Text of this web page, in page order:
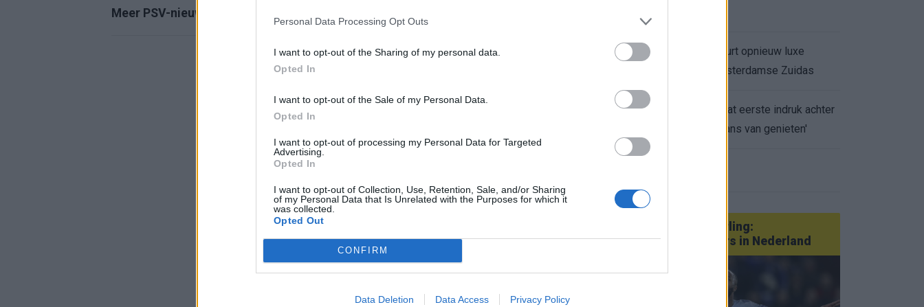
Personal Data Processing Opt Outs
I want to opt-out of the Sharing of my personal data.
Opted In
I want to opt-out of the Sale of my Personal Data.
Opted In
I want to opt-out of processing my Personal Data for Targeted
Advertising.
Opted In
I want to opt-out of Collection, Use, Retention, Sale, and/or Sharing
of my Personal Data that Is Unrelated with the Purposes for which it
was collected.
Opted Out
CONFIRM
Data Deletion Data Access Privacy Policy
Meer PSV-nieuws
19.
Hakim Ziyech verhuurt opnieuw luxe
appartement op Amsterdamse Zuidas
Marcos Leonardo laat eerste indruk achter
bij Ajax: 'Hier gaan fans van genieten'
Van Götze tot Sterling:
statementtransfers in Nederland